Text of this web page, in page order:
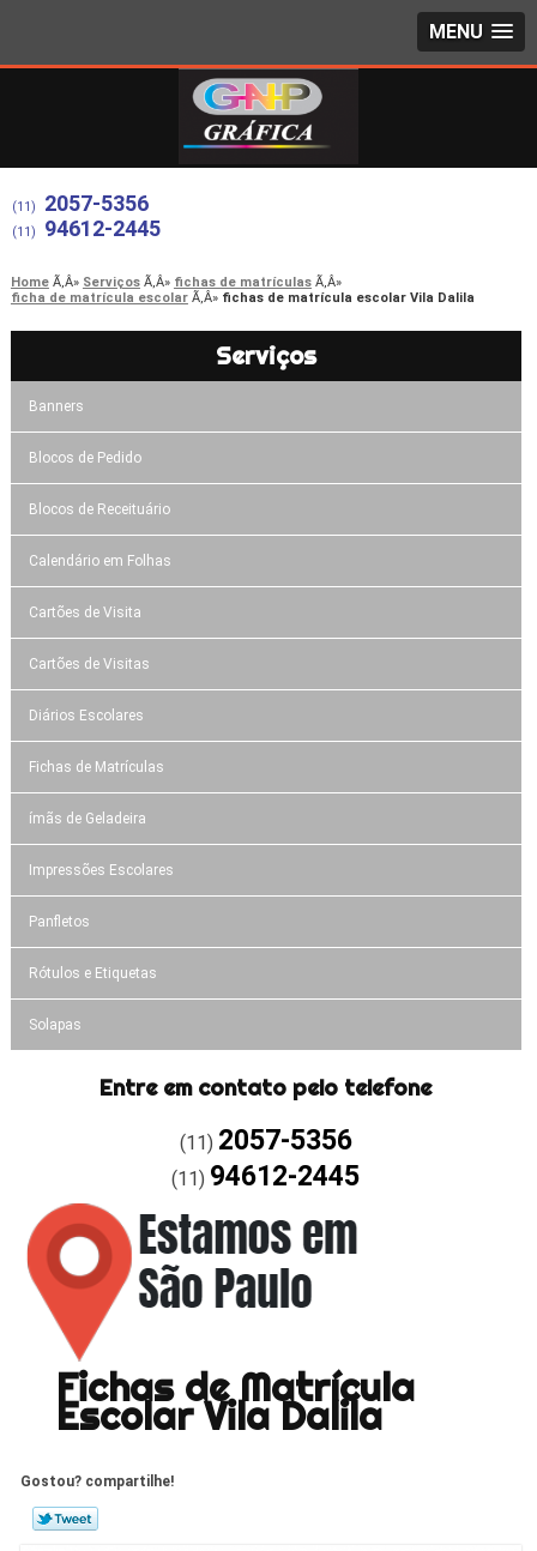
MENU
(11) 2057-5356
(11) 94612-2445
Home Serviços
fichas de matrículas
ficha de matrícula escolar
fichas de matrícula escolar Vila Dalila
Serviços
Banners
Blocos de Pedido
Blocos de Receituário
Calendário em Folhas
Cartões de Visita
Cartões de Visitas
Diários Escolares
Fichas de Matrículas
ímãs de Geladeira
Impressões Escolares
Panfletos
Rótulos e Etiquetas
Solapas
Entre em contato pelo telefone
(11) 2057-5356
(11) 94612-2445
Fichas de Matrícula
Escolar Vila Dalila
Gostou? compartilhe!